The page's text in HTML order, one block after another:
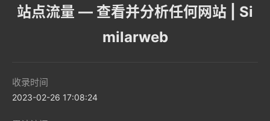
站点流量 — 查看并分析任何网站 | Si
milarweb
收录时间
2023-02-26 17:08:24